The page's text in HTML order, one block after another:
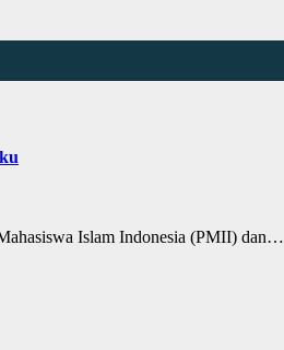
Islam Indonesia (PMII) dan…